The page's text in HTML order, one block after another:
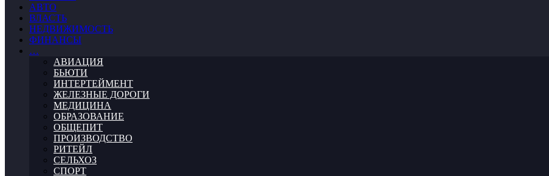
АВТО
ВЛАСТЬ
НЕДВИЖИМОСТЬ
ФИНАНСЫ
…
АВИАЦИЯ
БЬЮТИ
ИНТЕРТЕЙМЕНТ
ЖЕЛЕЗНЫЕ ДОРОГИ
МЕДИЦИНА
ОБРАЗОВАНИЕ
ОБЩЕПИТ
ПРОИЗВОДСТВО
РИТЕЙЛ
СЕЛЬХОЗ
СПОРТ